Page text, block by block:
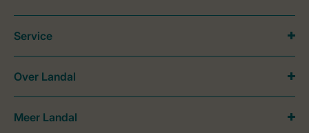
Service
Over Landal
Meer Landal